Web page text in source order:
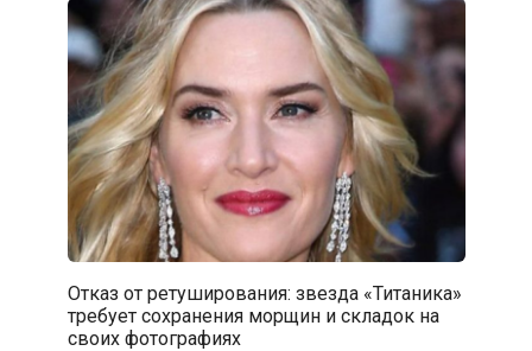
Отказ от ретуширования: звезда «Титаника»
требует сохранения морщин и складок на
своих фотографиях